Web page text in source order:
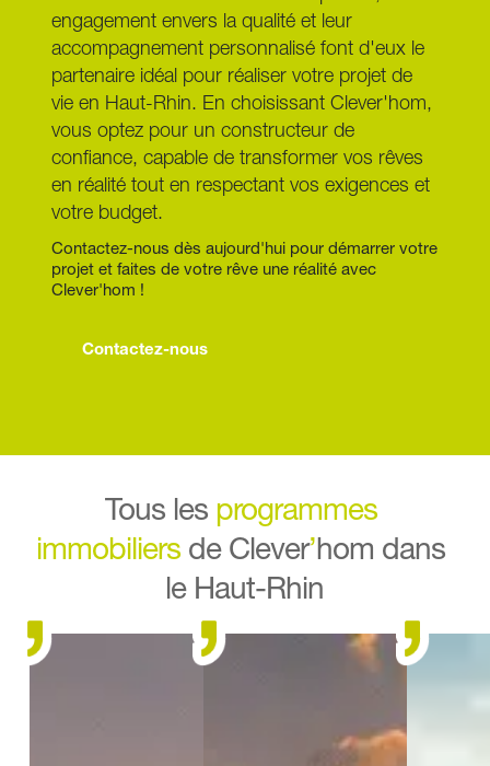
engagement envers la qualité et leur
accompagnement personnalisé font d'eux le
partenaire idéal pour réaliser votre projet de
vie en Haut-Rhin. En choisissant Clever'hom,
vous optez pour un constructeur de
confiance, capable de transformer vos rêves
en réalité tout en respectant vos exigences et
votre budget.
Contactez-nous dès aujourd'hui pour démarrer votre
projet et faites de votre rêve une réalité avec
Clever'hom !
Contactez-nous
Tous les programmes
immobiliers de Clever’hom dans
le Haut-Rhin